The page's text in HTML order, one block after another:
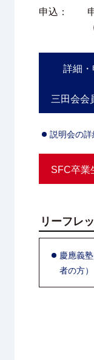
申込：
詳細
三田会会
説明会の詳
SFC卒業
リーフレ
慶應義
者の方）